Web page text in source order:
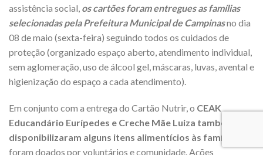
assistência social, os cartões foram entregues as famílias
selecionadas pela Prefeitura Municipal de Campinasno dia
08 de maio (sexta-feira) seguindo todos os cuidados de
proteção (organizado espaço aberto, atendimento individual,
sem aglomeração, uso de álcool gel, máscaras, luvas, avental e
higienização do espaço a cada atendimento).
Em conjunto com a entrega do Cartão Nutrir, o CEAK
Educandário Eurípedes e Creche Mãe Luiza também
disponibilizaram alguns itens alimentícios às famílias
foram doados por voluntários e comunidade. Ações